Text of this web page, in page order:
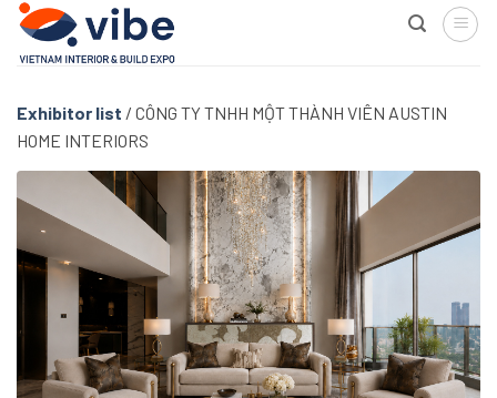
Skip
content
Exhibitor list / CÔNG TY TNHH MỘT THÀNH VIÊN AUSTIN
HOME INTERIORS